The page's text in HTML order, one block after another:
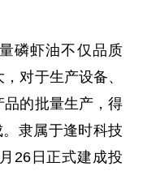
磷虾油不仅品质
对于生产设备、
的批量生产，得
隶属于逢时科技
26日正式建成投